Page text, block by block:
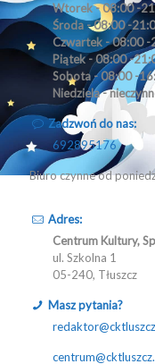
Wtorek - 08:00 -
Środa - 08:00 -
Czwartek - 08:00 -
Piątek - 08:00 -
Sobota - 08:00 -
Niedziela -
Zadzwoń do nas:
692895176
Biuro czynne od
Adres:
Centrum Kultury,
ul. Szkolna 1
05-240, Tłuszcz
Masz pytania?